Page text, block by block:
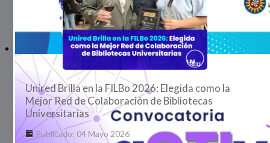
Unired Brilla en la FILBo 2026: Elegida como la
Mejor Red de Colaboración de Bibliotecas
Universitarias
Publicado: 04 Mayo 2026